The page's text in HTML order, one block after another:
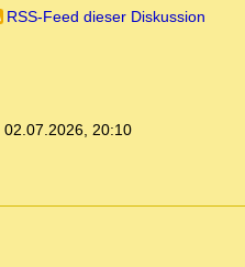
RSS-Feed dieser Diskussion
02.07.2026, 20:10